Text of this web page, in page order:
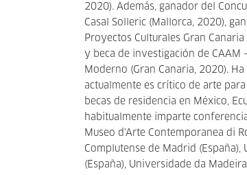
2020). Además, ganador del
Casal Solleric (Mallorca, 2020),
Proyectos Culturales Gran
y beca de investigación de CAAM
Moderno (Gran Canaria, 2020).
actualmente es crítico de arte
becas de residencia en México,
habitualmente imparte
Museo d'Arte Contemporanea di
Complutense de Madrid (España),
(España), Universidade da Madeira